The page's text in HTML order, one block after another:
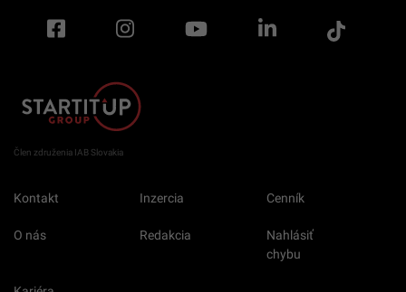
Člen združenia IAB Slovakia
Kontakt Inzercia Cenník
O nás Redakcia
Nahlásiť
chybu